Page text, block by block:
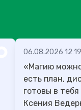
06.08.2026 12:19
«Магию
есть план,
готовы в
Ксения